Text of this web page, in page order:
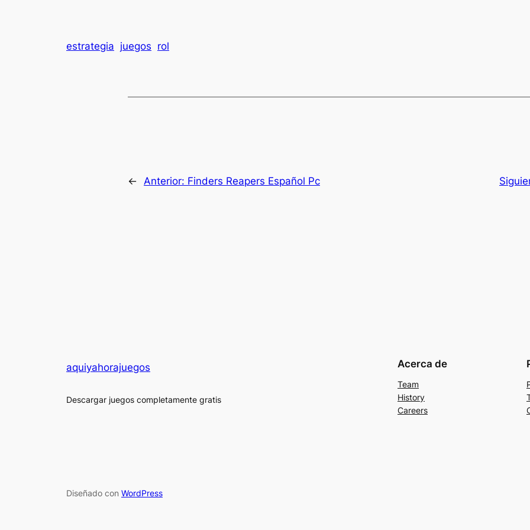
estrategia juegos rol
← Anterior: Finders Reapers Español Pc
aquiyahorajuegos
Descargar juegos completamente gratis
Acerca de
Team
History
Careers
Diseñado con WordPress